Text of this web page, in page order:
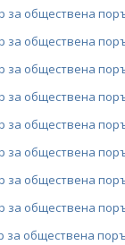
обществена
обществена
обществена
обществена
обществена
обществена
обществена
обществена
обществена